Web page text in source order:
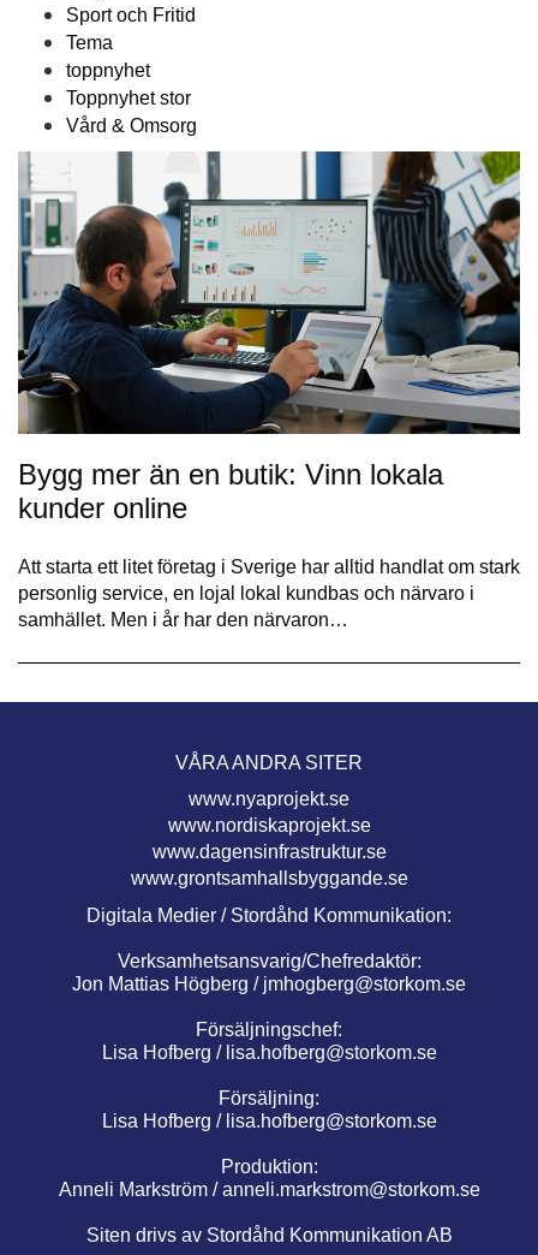
Sport och Fritid
Tema
toppnyhet
Toppnyhet stor
Vård & Omsorg
Bygg mer än en butik: Vinn lokala
kunder online
Att starta ett litet företag i Sverige har alltid handlat om stark
personlig service, en lojal lokal kundbas och närvaro i
samhället. Men i år har den närvaron…
VÅRA ANDRA SITER
www.nyaprojekt.se
www.nordiskaprojekt.se
www.dagensinfrastruktur.se
www.grontsamhallsbyggande.se
Digitala Medier / Stordåhd Kommunikation:
Verksamhetsansvarig/Chefredaktör:
Jon Mattias Högberg / jmhogberg@storkom.se
Försäljningschef:
Lisa Hofberg / lisa.hofberg@storkom.se
Försäljning:
Lisa Hofberg / lisa.hofberg@storkom.se
Produktion:
Anneli Markström /anneli.markstrom@storkom.se
Siten drivs av Stordåhd Kommunikation AB